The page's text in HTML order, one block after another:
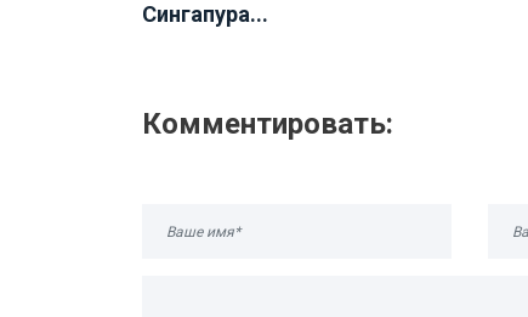
Сингапура...
Комментировать: